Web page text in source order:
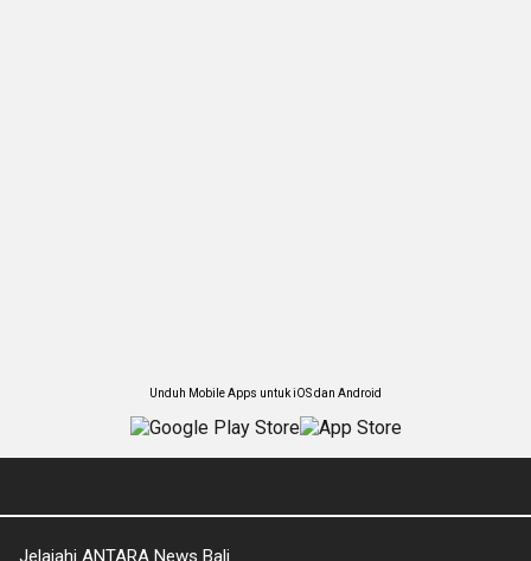
Unduh Mobile Apps untuk iOS dan Android
Jelajahi ANTARA News Bali